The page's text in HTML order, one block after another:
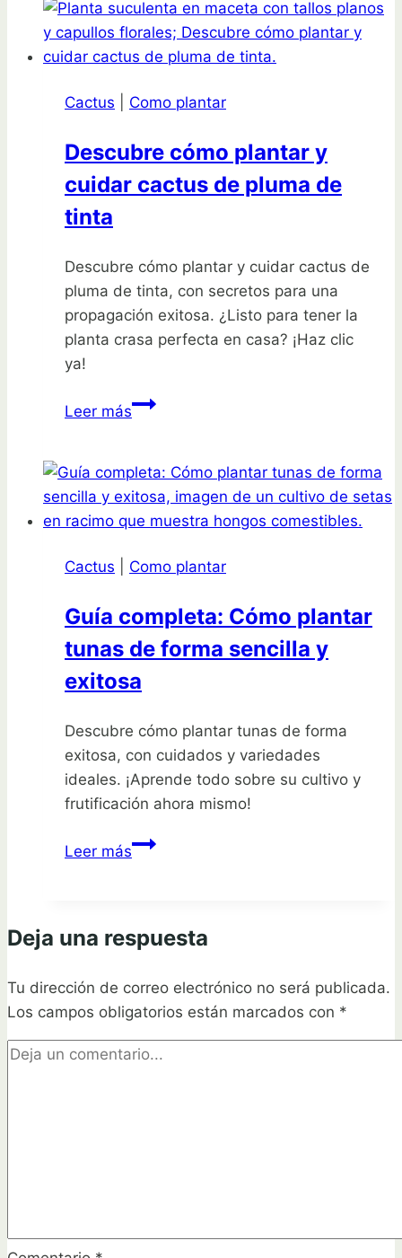
Cactus
Cola
de
Real
Cactus Como plantar
Descubre cómo plantar y
cuidar cactus de pluma de
tinta
Descubre cómo plantar y cuidar cactus de
pluma de tinta, con secretos para una
propagación exitosa. ¿Listo para tener la
planta crasa perfecta en casa? ¡Haz clic
ya!
Leer másDescubre
y
cuidar
cactus
pluma
tinta
Cactus Como plantar
Guía completa: Cómo plantar
tunas de forma sencilla y
exitosa
Descubre cómo plantar tunas de forma
exitosa, con cuidados y variedades
ideales. ¡Aprende todo sobre su cultivo y
frutificación ahora mismo!
Leer másGuía
tunas
forma
sencilla
y
exitosa
Deja una respuesta
Tu dirección de correo electrónico no será publicada.
Los campos obligatorios están marcados con *